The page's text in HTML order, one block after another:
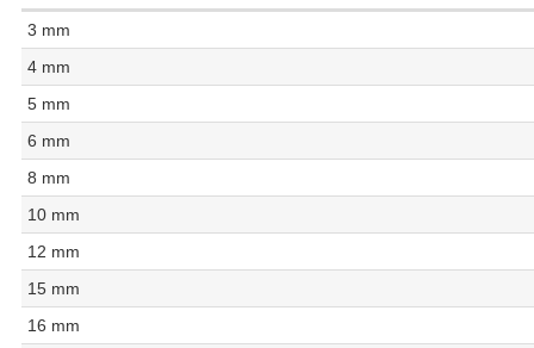
3 mm
4 mm
5 mm
6 mm
8 mm
10 mm
12 mm
15 mm
16 mm